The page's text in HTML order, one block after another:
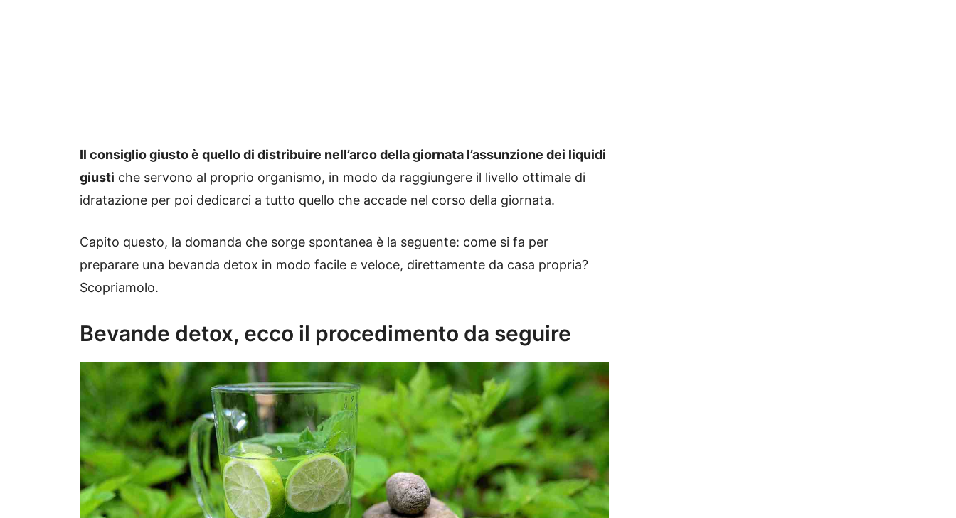
Il consiglio giusto è quello di distribuire nell’arco della giornata l’assunzione dei liquidi
giusti che servono al proprio organismo, in modo da raggiungere il livello ottimale di
idratazione per poi dedicarci a tutto quello che accade nel corso della giornata.
Capito questo, la domanda che sorge spontanea è la seguente: come si fa per
preparare una bevanda detox in modo facile e veloce, direttamente da casa propria?
Scopriamolo.
Bevande detox, ecco il procedimento da seguire